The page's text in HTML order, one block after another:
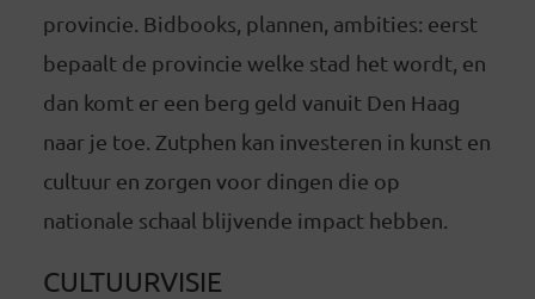
provincie. Bidbooks, plannen, ambities: eerst
bepaalt de provincie welke stad het wordt, en
dan komt er een berg geld vanuit Den Haag
naar je toe. Zutphen kan investeren in kunst en
cultuur en zorgen voor dingen die op
nationale schaal blijvende impact hebben.
CULTUURVISIE